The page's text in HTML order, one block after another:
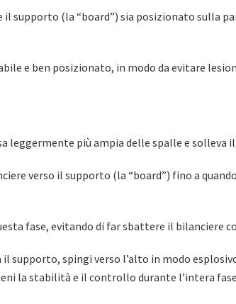
il supporto (la “board”) sia posizionato sulla
e ben posizionato, in modo da evitare
leggermente più ampia delle spalle e solleva
verso il supporto (la “board”) fino a
fase, evitando di far sbattere il bilanciere
supporto, spingi verso l’alto in modo
la stabilità e il controllo durante l’intera